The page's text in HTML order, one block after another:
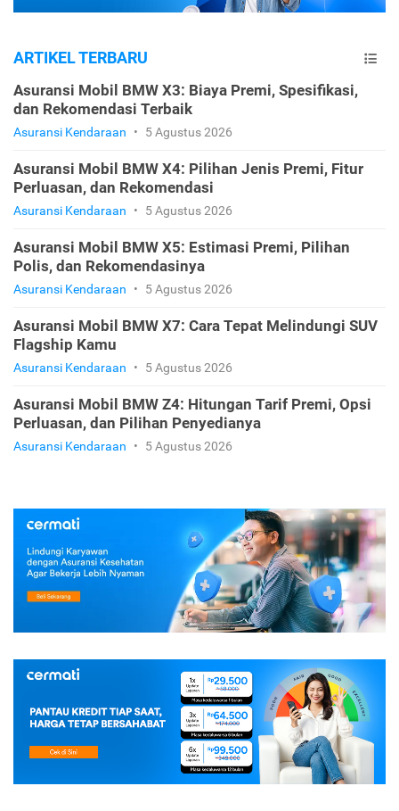
ARTIKEL TERBARU
Asuransi Mobil BMW X3: Biaya Premi, Spesifikasi,
dan Rekomendasi Terbaik
Asuransi Kendaraan • 5 Agustus 2026
Asuransi Mobil BMW X4: Pilihan Jenis Premi, Fitur
Perluasan, dan Rekomendasi
Asuransi Kendaraan • 5 Agustus 2026
Asuransi Mobil BMW X5: Estimasi Premi, Pilihan
Polis, dan Rekomendasinya
Asuransi Kendaraan • 5 Agustus 2026
Asuransi Mobil BMW X7: Cara Tepat Melindungi SUV
Flagship Kamu
Asuransi Kendaraan • 5 Agustus 2026
Asuransi Mobil BMW Z4: Hitungan Tarif Premi, Opsi
Perluasan, dan Pilihan Penyedianya
Asuransi Kendaraan • 5 Agustus 2026